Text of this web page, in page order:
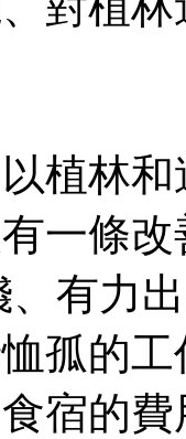
植林
一條
有力
孤的
宿的